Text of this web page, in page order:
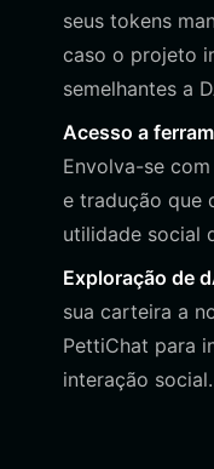
seus tokens
caso o projeto
semelhantes a
Acesso a
Envolva-se
e tradução que
utilidade social
Exploração de
sua carteira a
PettiChat para
interação social.